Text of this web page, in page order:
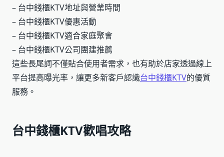
– 台中錢櫃KTV地址與營業時間
– 台中錢櫃KTV優惠活動
– 台中錢櫃KTV適合家庭聚會
– 台中錢櫃KTV公司團建推薦
這些長尾詞不僅貼合使用者需求，也有助於店家透過線上
平台提高曝光率，讓更多新客戶認識台中錢櫃KTV的優質
服務。
台中錢櫃KTV歡唱攻略